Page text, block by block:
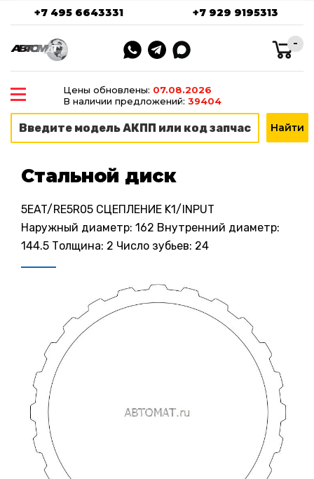
+7 495 6643331 +7 929 9195313
-
Цены обновлены: 07.08.2026
В наличии предложений: 39404
Стальной диск
5EAT/RE5R05 СЦЕПЛЕНИЕ K1/INPUT
Наружный диаметр: 162 Внутренний диаметр:
144.5 Толщина: 2 Число зубьев: 24